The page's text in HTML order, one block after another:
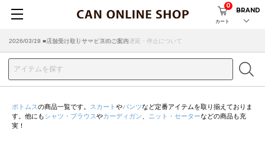
カート
0
BRAND
2026/07/29 ■【お知らせ】ヤマト運輸の配送遅延・停止について
2026/03/18 ■店舗受け取りサービスのご案内
ボトムスの商品一覧です。 スカート やパンツなど定番アイテムを取り揃えておりま
す。他にもシャツ・ブラウスやカーディガン ニット・セーターなどの商品も充
実！